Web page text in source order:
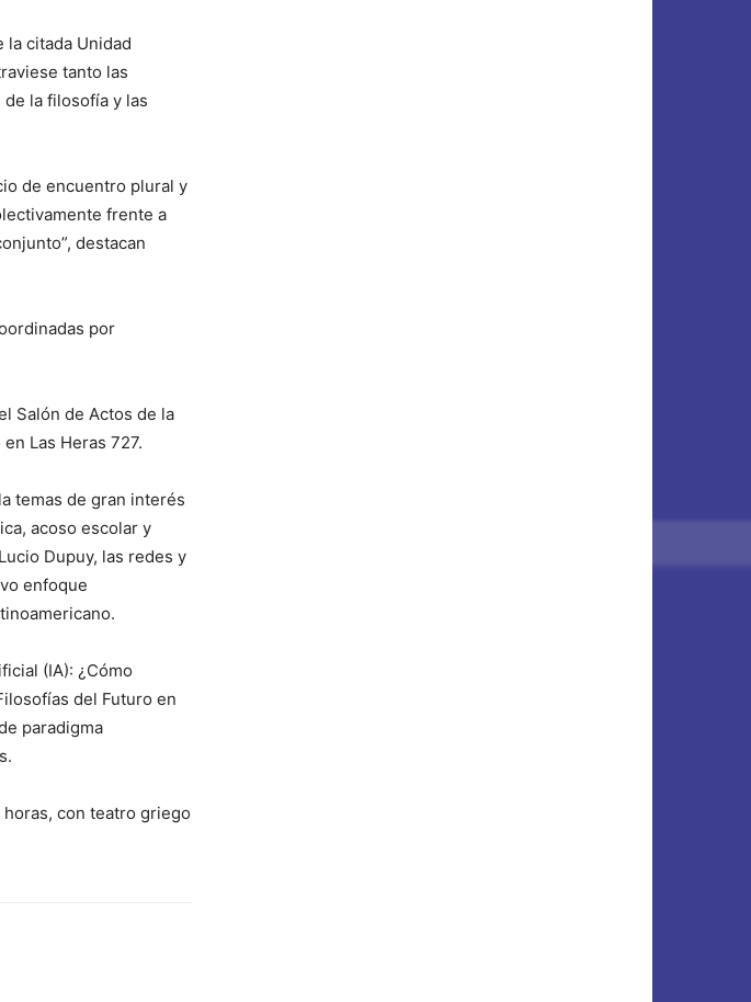
citada Unidad
tanto las
la filosofía y las
de encuentro plural y
frente a
destacan
por
Salón de Actos de la
Las Heras 727.
temas de gran interés
acoso escolar y
Dupuy, las redes y
enfoque
(IA): ¿Cómo
del Futuro en
paradigma
con teatro griego